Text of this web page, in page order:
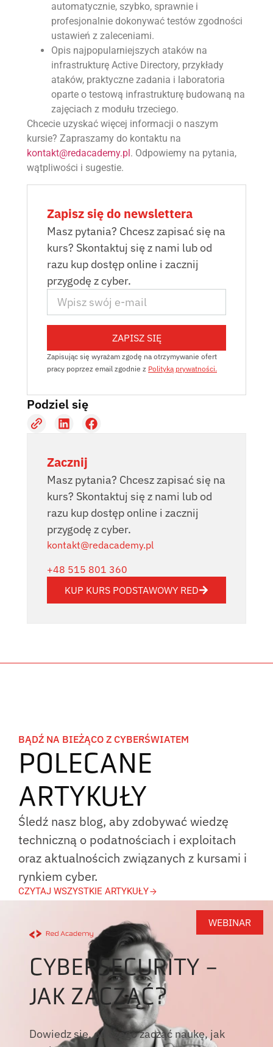
automatycznie, szybko, sprawnie i
profesjonalnie dokonywać testów zgodności
ustawień z zaleceniami.
Opis najpopularniejszych ataków na
infrastrukturę Active Directory, przykłady
ataków, praktyczne zadania i laboratoria
oparte o testową infrastrukturę budowaną na
zajęciach z modułu trzeciego.
Chcecie uzyskać więcej informacji o naszym
kursie? Zapraszamy do kontaktu na
kontakt@redacademy.pl . Odpowiemy na pytania,
wątpliwości i sugestie.
Zapisz się do newslettera
Masz pytania? Chcesz zapisać się na
kurs? Skontaktuj się z nami lub od
razu kup dostęp online i zacznij
przygodę z cyber.
ZAPISZ SIĘ
Zapisując się wyrażam zgodę na otrzymywanie ofert
pracy poprzez email zgodnie z Polityką prywatności.
Podziel się
Zacznij
Masz pytania? Chcesz zapisać się na
kurs? Skontaktuj się z nami lub od
razu kup dostęp online i zacznij
przygodę z cyber.
kontakt@redacademy.pl
+48 515 801 360
KUP KURS PODSTAWOWY RED
BĄDŹ NA BIEŻĄCO Z CYBERŚWIATEM
POLECANE
ARTYKUŁY
Śledź nasz blog, aby zdobywać wiedzę
techniczną o podatnościach i exploitach
oraz aktualnościch związanych z kursami i
rynkiem cyber.
CZYTAJ WSZYSTKIE ARTYKUŁY
CYBERSECURITY -
JAK ZACZĄĆ?
Dowiedz się, od czego zacząć naukę, jak
WEBINAR